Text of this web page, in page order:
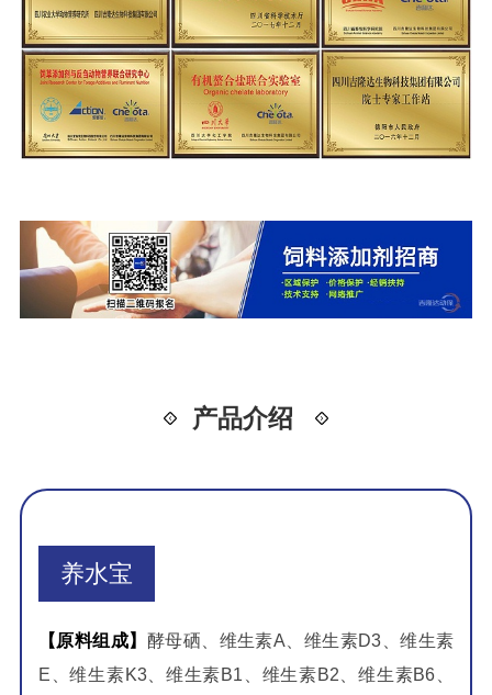
产品介绍
养水宝
【原料组成】 酵母硒、维生素A、维生素D3、维生素
E、维生素K3、维生素B1、维生素B2、维生素B6、